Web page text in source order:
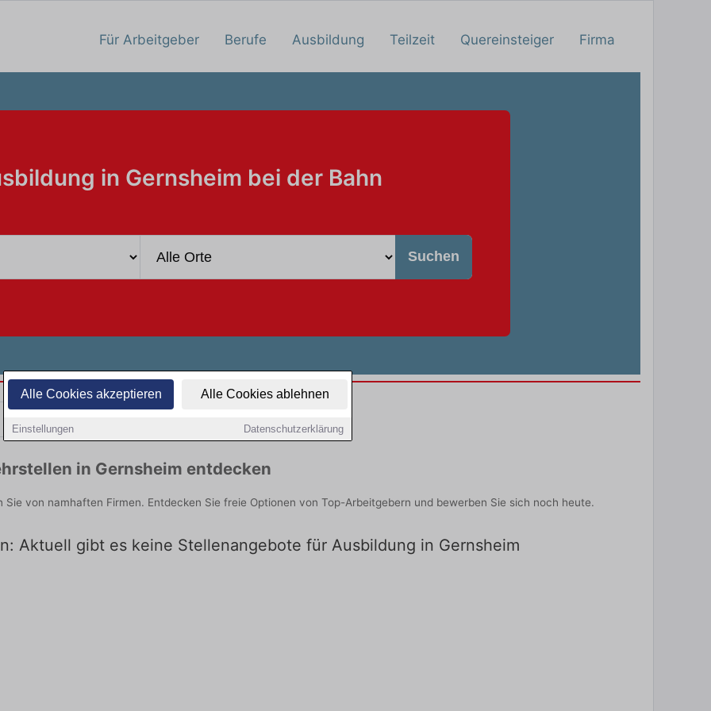
Alle Cookies akzeptieren Alle Cookies ablehnen
Einstellungen Datenschutzerklärung
Für Arbeitgeber Berufe Ausbildung Teilzeit Quereinsteiger Firma
in Gernsheim bei der Bahn
Suchen
in Gernsheim entdecken
von namhaften Firmen. Entdecken Sie freie Optionen von Top-Arbeitgebern und bewerben Sie sich noch heute.
Aktuell gibt es keine Stellenangebote für Ausbildung in Gernsheim